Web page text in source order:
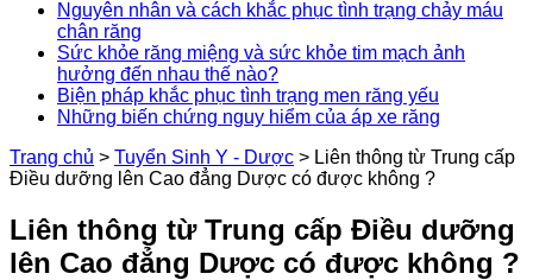
Nguyên nhân và cách khắc phục tình trạng chảy máu
chân răng
Sức khỏe răng miệng và sức khỏe tim mạch ảnh
hưởng đến nhau thế nào?
Biện pháp khắc phục tình trạng men răng yếu
Những biến chứng nguy hiểm của áp xe răng
Trang chủ > Tuyển Sinh Y - Dược > Liên thông từ Trung cấp
Điều dưỡng lên Cao đẳng Dược có được không ?
Liên thông từ Trung cấp Điều dưỡng
lên Cao đẳng Dược có được không ?